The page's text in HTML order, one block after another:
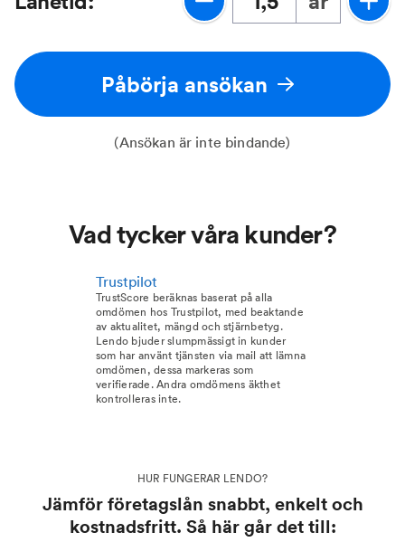
Påbörja ansökan
(Ansökan är inte bindande)
Vad tycker våra kunder?
Trustpilot
TrustScore beräknas baserat på alla
omdömen hos Trustpilot, med beaktande
av aktualitet, mängd och stjärnbetyg.
Lendo bjuder slumpmässigt in kunder
som har använt tjänsten via mail att lämna
omdömen, dessa markeras som
verifierade. Andra omdömens äkthet
kontrolleras inte.
HUR FUNGERAR LENDO?
Jämför företagslån snabbt, enkelt och
kostnadsfritt. Så här går det till: